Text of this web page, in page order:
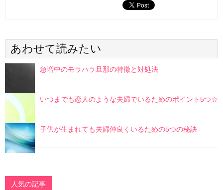
あわせて読みたい
急増中のモラハラ旦那の特徴と対処法
いつまでも恋人のような夫婦でいるためのポイント5つ☆
子供が生まれても夫婦仲良くいるための5つの秘訣
人気の記事